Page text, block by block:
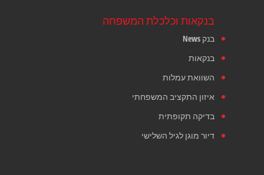
בנקאות וכלכלת המשפחה
בנק News
בנקאות
השוואת עמלות
איזון התקציב המשפחתי
בדיקה תקופתית
דיור מוגן לגיל השלישי